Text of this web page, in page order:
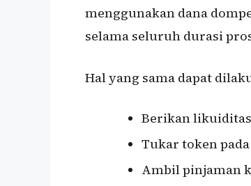
menggunakan dana
selama seluruh durasi
Hal yang sama dapat
Berikan
Tukar token
Ambil pinjaman